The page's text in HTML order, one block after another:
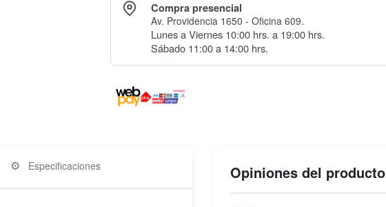
Compra presencial
Av. Providencia 1650 - Oficina 609.
Lunes a Viernes 10:00 hrs. a 19:00 hrs.
Sábado 11:00 a 14:00 hrs.
⚙️ Especificaciones Opiniones del producto